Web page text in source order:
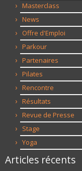
Masterclass
News
Offre d'Emploi
Parkour
Partenaires
Pilates
Rencontre
Résultats
Revue de Presse
Stage
Yoga
Articles récents